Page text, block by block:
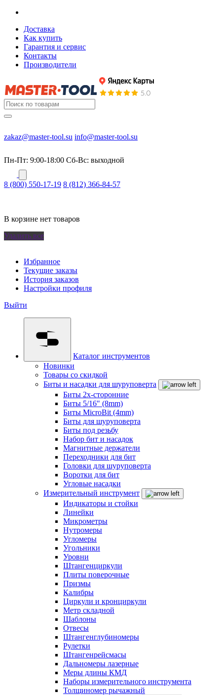
Доставка
Как купить
Гарантия и сервис
Контакты
Производители
zakaz@master-tool.su info@master-tool.su
Пн-Пт: 9:00-18:00 Cб-Вс: выходной
8 (800) 550-17-19 8 (812) 366-84-57
В корзине нет товаров
Удалить все
Избранное
Текущие заказы
История заказов
Настройки профиля
Выйти
Каталог инструментов
Новинки
Товары со скидкой
Биты и насадки для шуруповерта
Биты 2х-сторонние
Биты 5/16" (8mm)
Биты MicroBit (4mm)
Биты для шуруповерта
Биты под резьбу
Набор бит и насадок
Магнитные держатели
Переходники для бит
Головки для шуруповерта
Воротки для бит
Угловые насадки
Измерительный инструмент
Индикаторы и стойки
Линейки
Микрометры
Нутромеры
Угломеры
Угольники
Уровни
Штангенциркули
Плиты поверочные
Призмы
Калибры
Циркули и кронциркули
Метр складной
Шаблоны
Отвесы
Штангенглубиномеры
Рулетки
Штангенрейсмасы
Дальномеры лазерные
Меры длины КМД
Наборы измерительного инструмента
Толщиномер рычажный